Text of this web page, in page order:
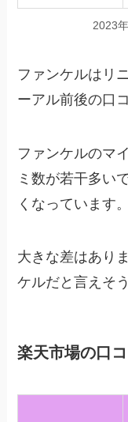
2023
ファンケルはリ
ーアル前後の口
ファンケルのマ
ミ数が若干多い
くなっています。
大きな差はあり
ケルだと言えそ
楽天市場の口